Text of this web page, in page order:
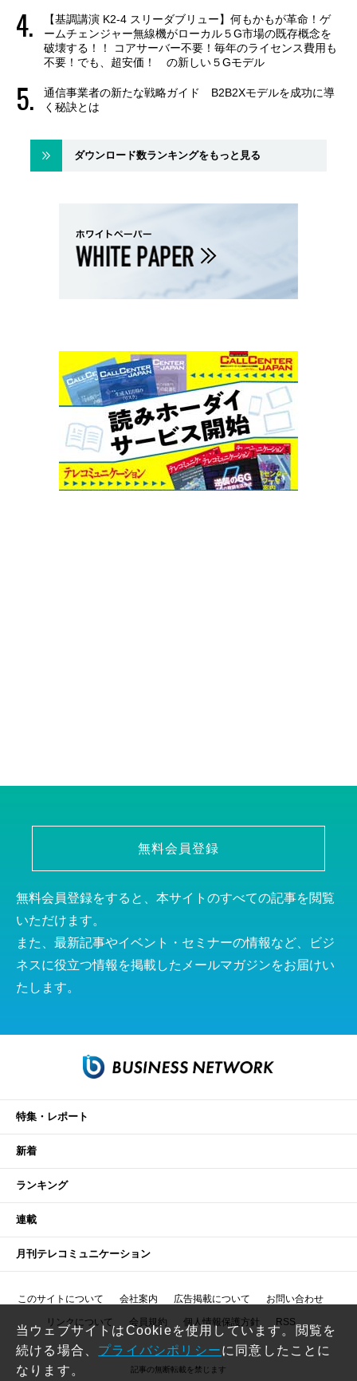
【基調講演 K2-4 スリーダブリュー】何もかもが革命！ゲ
ームチェンジャー無線機がローカル５G市場の既存概念を
破壊する！！ コアサーバー不要！毎年のライセンス費用も
不要！でも、超安価！ の新しい５Gモデル
通信事業者の新たな戦略ガイド B2B2Xモデルを成功に導
く秘訣とは
ダウンロード数ランキングをもっと見る
無料会員登録
無料会員登録をすると、本サイトのすべての記事を閲覧
いただけます。
また、最新記事やイベント・セミナーの情報など、ビジ
ネスに役立つ情報を掲載したメールマガジンをお届けい
たします。
特集・レポート
新着
ランキング
連載
月刊テレコミュニケーション
このサイトについて 会社案内 広告掲載について お問い合わせ
リンクについて 会員規約 個人情報保護方針 RSS
記事の無断転載を禁じます
当ウェブサイトはCookieを使用しています。閲覧を
続ける場合、 プライバシポリシーに同意したことに
なります。